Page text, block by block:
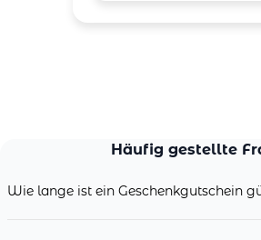
Häufig gestellte
Wie lange ist ein Geschenkgutschein